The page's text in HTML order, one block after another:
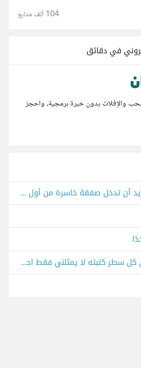
104 ألف متابع
في دقائق
والإفلات بدون خبرة برمجية، واحجز
تريد أن تتجوز ولا تريد أن تدخل صفقة خاسرة من أول يوم؟!"
كتابة جديدة بقلمي كل سطر كتبته لا يمثلني فقط احب التعبير الحر